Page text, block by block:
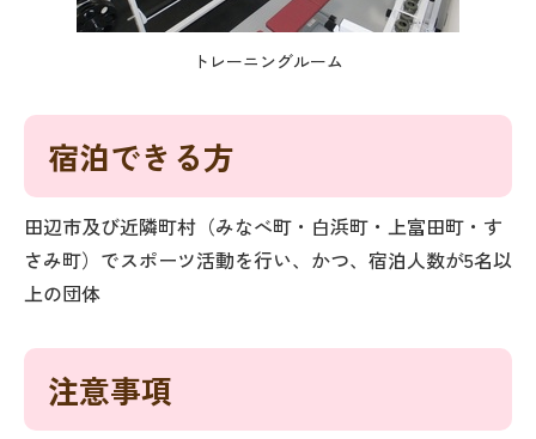
トレーニングルーム
宿泊できる方
田辺市及び近隣町村（みなべ町・白浜町・上富田町・す
さみ町）でスポーツ活動を行い、かつ、宿泊人数が5名以
上の団体
注意事項